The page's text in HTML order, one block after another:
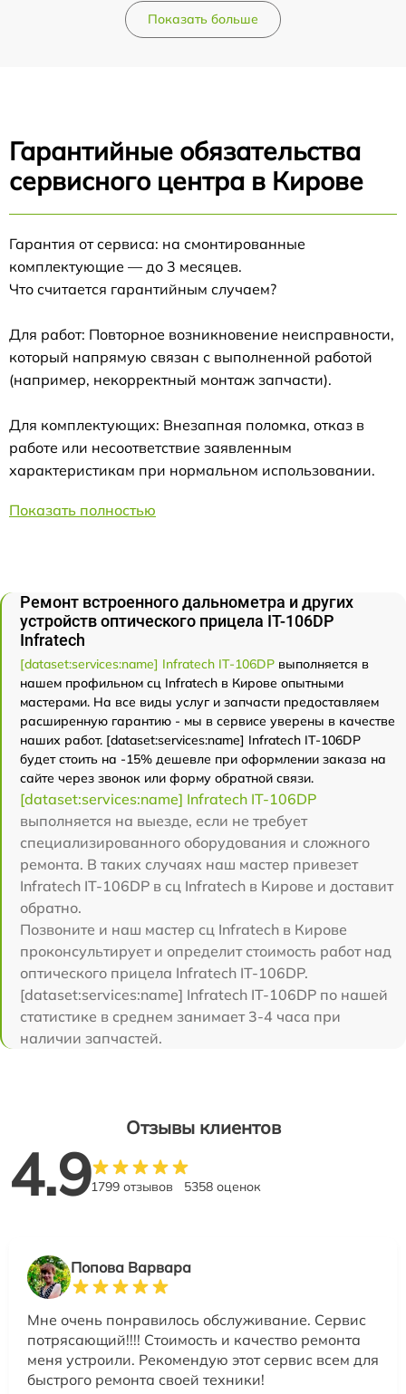
Показать больше
Гарантийные обязательства
сервисного центра в Кирове
Гарантия от сервиса: на смонтированные
комплектующие — до 3 месяцев.
Что считается гарантийным случаем?
Для работ: Повторное возникновение неисправности,
который напрямую связан с выполненной работой
(например, некорректный монтаж запчасти).
Для комплектующих: Внезапная поломка, отказ в
работе или несоответствие заявленным
характеристикам при нормальном использовании.
Показать полностью
Ремонт встроенного дальнометра и других
устройств оптического прицела IT-106DP
Infratech
[dataset:services:name] Infratech IT-106DP выполняется в
нашем профильном сц Infratech в Кирове опытными
мастерами. На все виды услуг и запчасти предоставляем
расширенную гарантию - мы в сервисе уверены в качестве
наших работ. [dataset:services:name] Infratech IT-106DP
будет стоить на -15% дешевле при оформлении заказа на
сайте через звонок или форму обратной связи.
[dataset:services:name] Infratech IT-106DP
выполняется на выезде, если не требует
специализированного оборудования и сложного
ремонта. В таких случаях наш мастер привезет
Infratech IT-106DP в сц Infratech в Кирове и доставит
обратно.
Позвоните и наш мастер сц Infratech в Кирове
проконсультирует и определит стоимость работ над
оптического прицела Infratech IT-106DP.
[dataset:services:name] Infratech IT-106DP по нашей
статистике в среднем занимает 3-4 часа при
наличии запчастей.
Отзывы клиентов
4.91799 отзывов 5358 оценок
Попова Варвара
Мне очень понравилось обслуживание. Сервис
потрясающий!!!! Стоимость и качество ремонта
меня устроили. Рекомендую этот сервис всем для
быстрого ремонта своей техники!